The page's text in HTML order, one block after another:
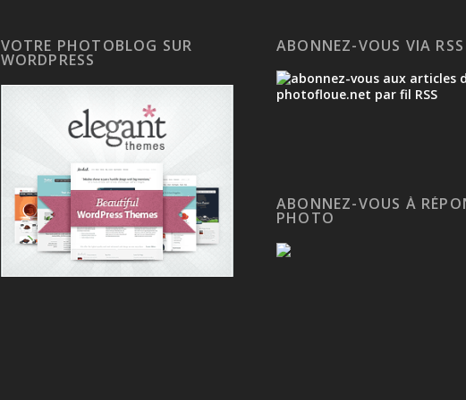
VOTRE PHOTOBLOG SUR
WORDPRESS
ABONNEZ-VOUS VIA RSS
ABONNEZ-VOUS À
PHOTO